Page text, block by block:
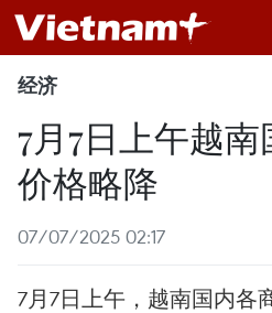
经济
7月7日上午越
价格略降
07/07/2025 02:17
7月7日上午，越南国内各